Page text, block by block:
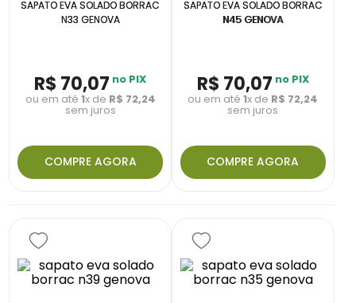
SAPATO EVA SOLADO BORRAC
N33 GENOVA
R$ 70,07 no PIX
ou em até 1x de R$ 72,24
sem juros
COMPRE AGORA
SAPATO EVA SOLADO BORRAC
N45 GENOVA
R$ 70,07 no PIX
ou em até1x de R$ 72,24
sem juros
COMPRE AGORA